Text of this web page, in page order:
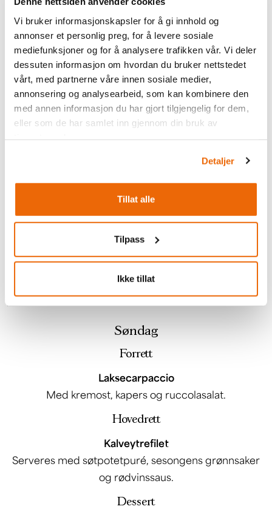
Vi bruker informasjonskapsler for å gi innhold og
annonser et personlig preg, for å levere sosiale
mediefunksjoner og for å analysere trafikken vår. Vi deler
dessuten informasjon om hvordan du bruker nettstedet
vårt, med partnerne våre innen sosiale medier,
annonsering og analysearbeid, som kan kombinere den
med annen informasjon du har gjort tilgjengelig for dem,
eller som de har samlet inn gjennom din bruk av
Detaljer
Tillat alle
Tilpass
Ikke tillat
Sorbet
Serveres med friske bær.
Lørdag
Forrett
Kremet gresskarsuppe
Med grønn urteolje og ristede gresskarkjerner.
Reinsdyrstek
Serveres med sellerirotpuré, sesongens grønnsaker
og rødvins- og bringebærsaus.
Dessert
Søndag
Forrett
Laksecarpaccio
Med kremost, kapers og ruccolasalat.
Hovedrett
Kalveytrefilet
Serveres med søtpotetpuré, sesongens grønnsaker
og rødvinssaus.
Dessert